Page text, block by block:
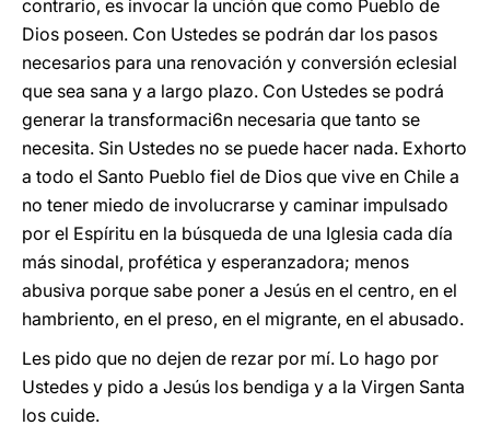
contrario, es invocar la unción que como Pueblo de
Dios poseen. Con Ustedes se podrán dar los pasos
necesarios para una renovación y conversión eclesial
que sea sana y a largo plazo. Con Ustedes se podrá
generar la transformaci6n necesaria que tanto se
necesita. Sin Ustedes no se puede hacer nada. Exhorto
a todo el Santo Pueblo fiel de Dios que vive en Chile a
no tener miedo de involucrarse y caminar impulsado
por el Espíritu en la búsqueda de una Iglesia cada día
más sinodal, profética y esperanzadora; menos
abusiva porque sabe poner a Jesús en el centro, en el
hambriento, en el preso, en el migrante, en el abusado.
Les pido que no dejen de rezar por mí. Lo hago por
Ustedes y pido a Jesús los bendiga y a la Virgen Santa
los cuide.